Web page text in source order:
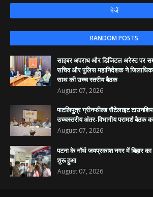
RANDOM POSTS
साइबर अपराध और डिजिटल अरेस्ट पर
सचिव और पुलिस महानिदेशक ने
साथ की उच्च स्तरीय बैठक
August 07, 2026
पाटलिपुत्र ग्रीनफील्ड सैटेलाइट
उच्चस्तरीय अंतर-विभागीय परामर्श बैठक
August 07, 2026
पटना के नॉर्थ जयप्रकाश नगर में बिहार
शुरू हुआ
August 07, 2026